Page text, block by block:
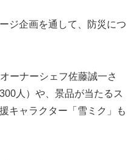
ジ企画を通して、防災につ
ーナーシェフ佐藤誠一さ
人）や、景品が当たるス
キャラクター「雪ミク」も